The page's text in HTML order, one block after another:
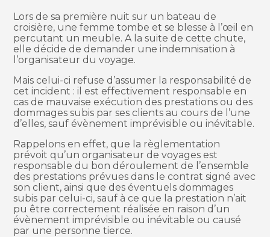
Lors de sa première nuit sur un bateau de
croisière, une femme tombe et se blesse à l’œil en
percutant un meuble. A la suite de cette chute,
elle décide de demander une indemnisation à
l’organisateur du voyage.
Mais celui-ci refuse d’assumer la responsabilité de
cet incident : il est effectivement responsable en
cas de mauvaise exécution des prestations ou des
dommages subis par ses clients au cours de l’une
d’elles, sauf évènement imprévisible ou inévitable.
Rappelons en effet, que la règlementation
prévoit qu’un organisateur de voyages est
responsable du bon déroulement de l’ensemble
des prestations prévues dans le contrat signé avec
son client, ainsi que des éventuels dommages
subis par celui-ci, sauf à ce que la prestation n’ait
pu être correctement réalisée en raison d’un
évènement imprévisible ou inévitable ou causé
par une personne tierce.